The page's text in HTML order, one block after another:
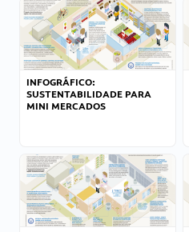
INFOGRÁFICO:
SUSTENTABILIDADE PARA
MINI MERCADOS